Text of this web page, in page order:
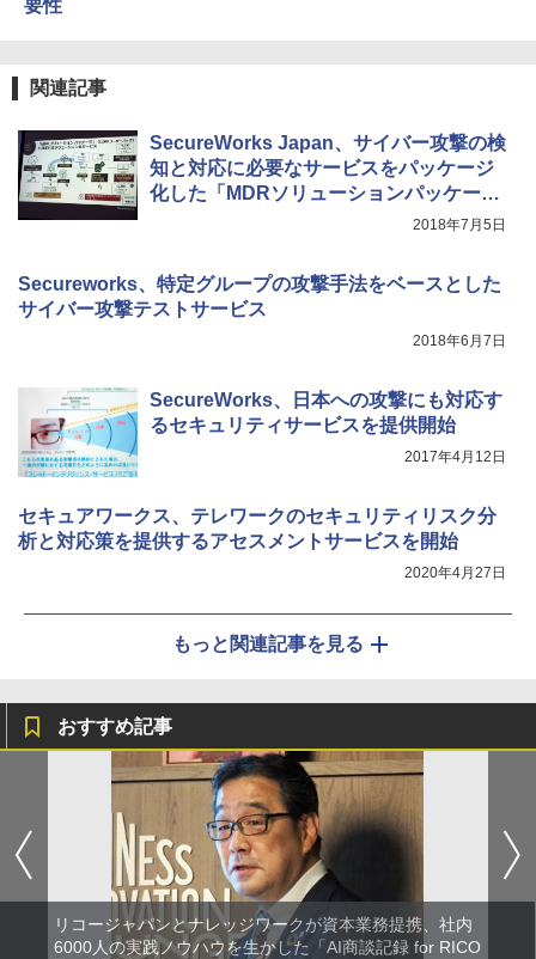
要性
関連記事
SecureWorks Japan、サイバー攻撃の検
知と対応に必要なサービスをパッケージ
化した「MDRソリューションパッケー
2018年7月5日
Secureworks、特定グループの攻撃手法をベースとした
サイバー攻撃テストサービス
2018年6月7日
SecureWorks、日本への攻撃にも対応す
るセキュリティサービスを提供開始
2017年4月12日
セキュアワークス、テレワークのセキュリティリスク分
析と対応策を提供するアセスメントサービスを開始
2020年4月27日
もっと関連記事を見る
おすすめ記事
リコージャパンとナレッジワークが資本業務提携、社内
6000人の実践ノウハウを生かした「AI商談記録 for RICO